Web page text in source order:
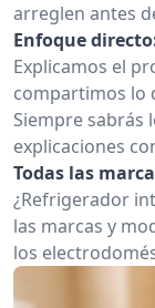
arreglen antes
Enfoque
Explicamos el
compartimos lo
Siempre sabrás
explicaciones
Todas las
¿Refrigerador
las marcas y
los